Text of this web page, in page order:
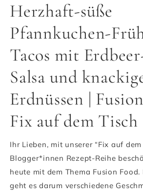
Herzhaft-süße
Pfannkuchen-
Tacos mit
Salsa und
Erdnüssen |
Fix auf dem
Ihr Lieben, mit unserer “Fix auf dem
Blogger*innen Rezept-Reihe
heute mit dem Thema Fusion Food.
geht es darum verschiedene